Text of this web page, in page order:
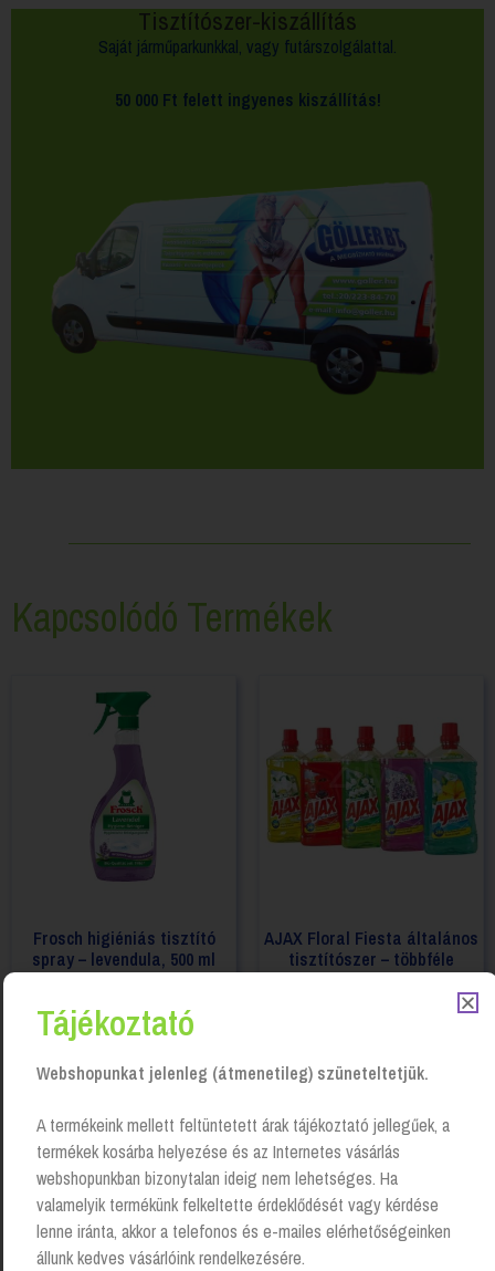
Tisztítószer-kiszállítás
Saját járműparkunkkal, vagy futárszolgálattal.
50 000 Ft felett ingyenes kiszállítás!
Kapcsolódó Termékek
Frosch higiéniás tisztító
spray – levendula, 500 ml
AJAX Floral Fiesta általános
tisztítószer – többféle
illatban
Tájékoztató
Webshopunkat jelenleg (átmenetileg) szüneteltetjük.
A termékeink mellett feltüntetett árak tájékoztató jellegűek, a
termékek kosárba helyezése és az Internetes vásárlás
webshopunkban bizonytalan ideig nem lehetséges. Ha
valamelyik termékünk felkeltette érdeklődését vagy kérdése
lenne iránta, akkor a telefonos és e-mailes elérhetőségeinken
állunk kedves vásárlóink rendelkezésére.